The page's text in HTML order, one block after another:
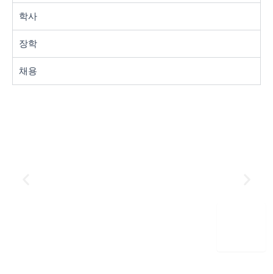
학사
장학
채용